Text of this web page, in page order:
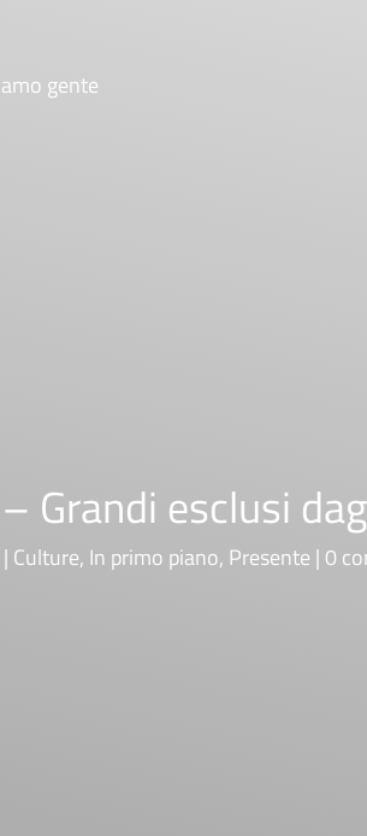
gente
Grandi esclusi
Culture, In primo piano, Presente 0